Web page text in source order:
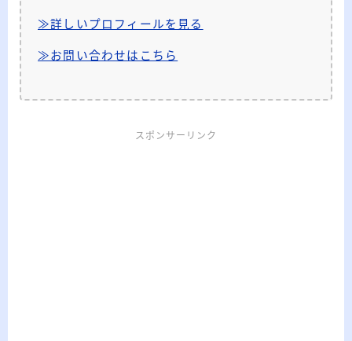
≫詳しいプロフィールを見る
≫お問い合わせはこちら
スポンサーリンク